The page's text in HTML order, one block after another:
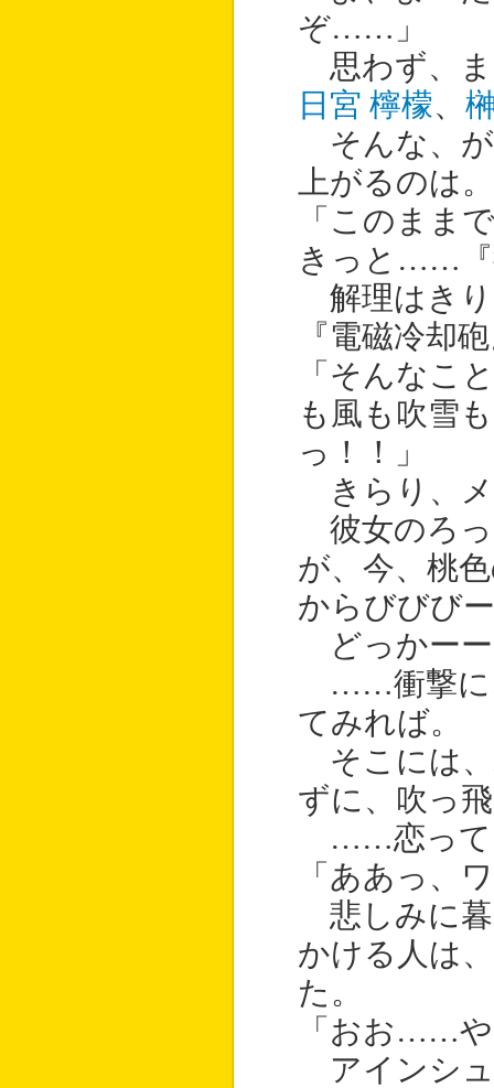
ぞ……」
思わず、ま
日宮 檸檬、
そんな、が
上がるのは。
「このまま
きっと……『
解理はきり
『電磁冷却
「そんなこ
も風も吹雪
っ！！」
きらり、
彼女のろっ
が、今、桃
からびびび
どっかー
……衝撃に
てみれば。
そこには、
ずに、吹っ
……恋って
「ああっ、
悲しみに暮
かける人は
た。
「おお……
アインシュ